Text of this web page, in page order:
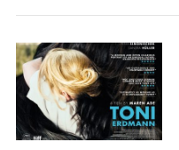
c
h
f
o
r